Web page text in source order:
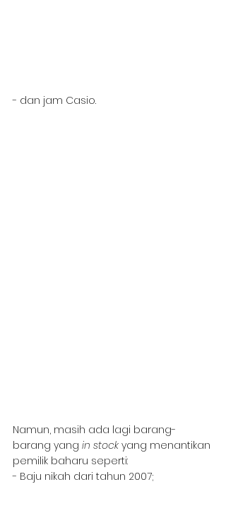
- dan jam Casio.
Namun, masih ada lagi barang-
barang yang in stock yang menantikan
pemilik baharu seperti:
- Baju nikah dari tahun 2007;